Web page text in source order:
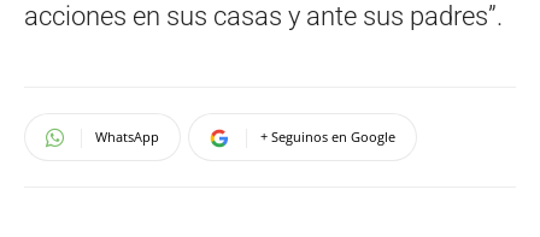
acciones en sus casas y ante sus padres”.
WhatsApp + Seguinos en Google